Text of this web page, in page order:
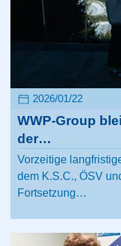
2026/01/22
WWP-Group
der…
Vorzeitige
dem K.S.C., ÖSV
Fortsetzung…